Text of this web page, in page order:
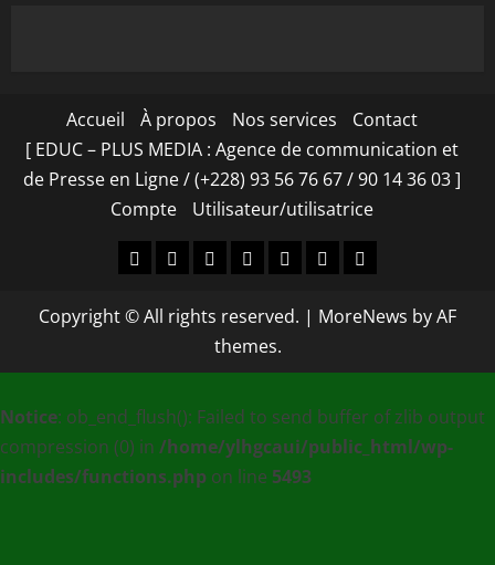
Accueil À propos Nos services
Contact
[ EDUC – PLUS MEDIA : Agence de communication et
de Presse en Ligne / (+228) 93 56 76 67 / 90 14 36 03 ]
Compte
Utilisateur/utilisatrice
Accueil
À
Nos
Contact
[
–
PLUS
:
Agence
de
CompteUtilisateur/
Copyright © All rights reserved. | MoreNews by AF
themes.
Notice: ob_end_flush(): Failed to send buffer of zlib output
compression (0) in /home/ylhgcaui/public_html/wp-
includes/functions.php on line 5493